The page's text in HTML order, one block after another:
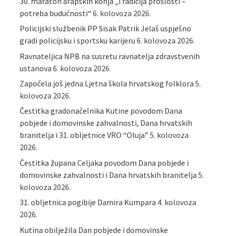
potreba budućnosti“ 6. kolovoza 2026.
Policijski službenik PP Sisak Patrik Jelaš uspješno
gradi policijsku i sportsku karijeru 6. kolovoza 2026.
Ravnateljica NPB na susretu ravnatelja zdravstvenih
ustanova 6. kolovoza 2026.
Započela još jedna Ljetna škola hrvatskog folklora 5.
kolovoza 2026.
Čestitka gradonačelnika Kutine povodom Dana
pobjede i domovinske zahvalnosti, Dana hrvatskih
branitelja i 31. obljetnice VRO “Oluja” 5. kolovoza
2026.
Čestitka župana Celjaka povodom Dana pobjede i
domovinske zahvalnosti i Dana hrvatskih branitelja 5.
kolovoza 2026.
31. obljetnica pogibije Damira Kumpara 4. kolovoza
2026.
Kutina obilježila Dan pobjede i domovinske